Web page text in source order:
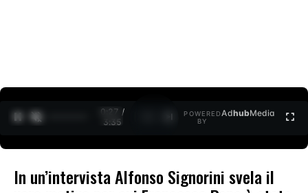
0:28 /
3:35
POWERED
BY
AdhubMedia
In un’intervista Alfonso Signorini svela il